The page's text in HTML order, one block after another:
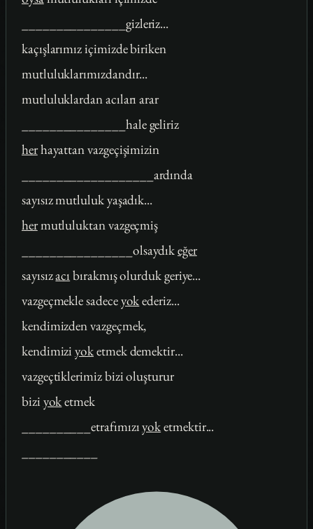
_______________gizleriz...
kaçışlarımız içimizde biriken
mutluluklarımızdandır...
mutluluklardan acıları arar
_______________hale geliriz
herhayattan vazgeçişimizin
___________________ardında
sayısız mutluluk yaşadık...
hermutluluktan vazgeçmiş
________________olsaydıkeğer
sayısızacı bırakmış olurduk geriye...
vazgeçmekle sadeceyokederiz...
kendimizden vazgeçmek,
kendimiziyoketmek demektir...
vazgeçtiklerimiz bizi oluşturur
bizi yoketmek
__________etrafımızıyoketmektir...